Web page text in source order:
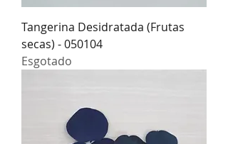
Tangerina Desidratada (Frutas
secas) - 050104
Esgotado